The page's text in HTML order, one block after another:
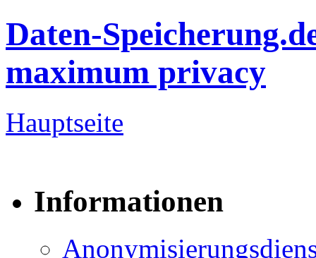
Daten-
maximum privacy
Hauptseite
Informationen